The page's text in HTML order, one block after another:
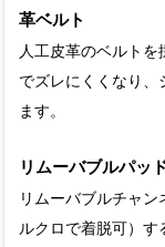
革ベルト
人工皮革のベルト
でズレにくくなり、
ます。
リムーバブルパッ
リムーバブルチャ
ルクロで着脱可）す